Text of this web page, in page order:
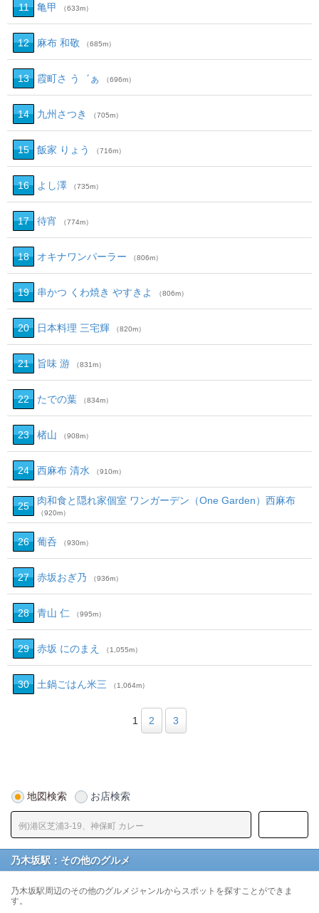
11 亀甲 （633m）
12 麻布 和敬 （685m）
13 霞町さ う゛ぁ （696m）
14 九州さつき （705m）
15 飯家 りょう （716m）
16 よし澤 （735m）
17 待宵 （774m）
18 オキナワンパーラー （806m）
19 串かつ くわ焼き やすきよ （806m）
20 日本料理 三宅輝 （820m）
21 旨味 游 （831m）
22 たでの葉 （834m）
23 楮山 （908m）
24 西麻布 清水 （910m）
25 肉和食と隠れ家個室 ワンガーデン（One Garden）西麻布
（920m）
26 葡呑 （930m）
27 赤坂おぎ乃 （936m）
28 青山 仁 （995m）
29 赤坂 にのまえ （1,055m）
30 土鍋ごはん米三 （1,064m）
1 2 3
地図検索 お店検索
乃木坂駅：その他のグルメ
乃木坂駅周辺のその他のグルメジャンルからスポットを探すことができま
す。